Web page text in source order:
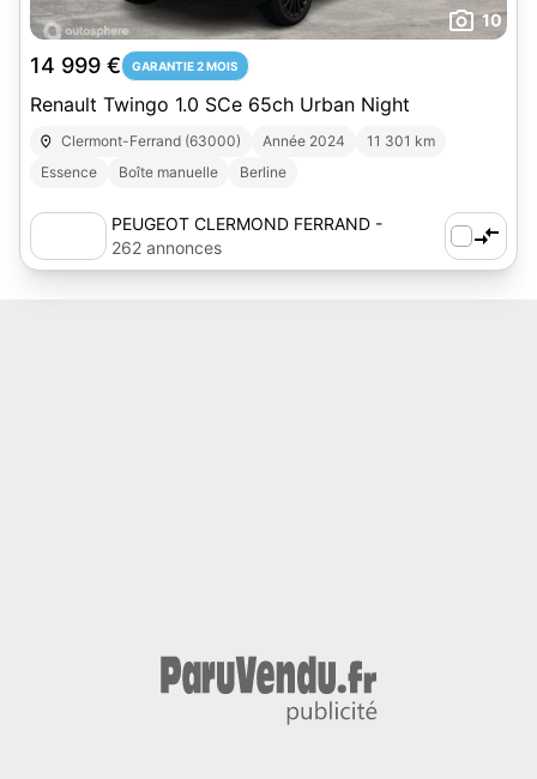
10
14 999 € GARANTIE 2 MOIS
Renault Twingo 1.0 SCe 65ch Urban Night
Clermont-Ferrand (63000) Année 2024
11 301 km
Essence
Boîte manuelle Berline
PEUGEOT CLERMOND FERRAND -
AUTOSPHERE
262 annonces